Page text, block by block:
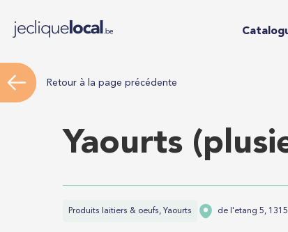
Retour à la page précédente
Yaourts
Produits laitiers & oeufs, Yaourts de l'etang 5,